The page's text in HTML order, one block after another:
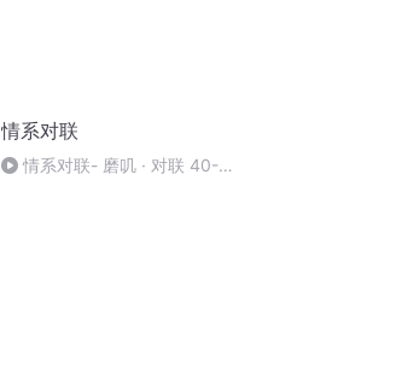
情系对联
情系对联- 磨叽 · 对联 40-